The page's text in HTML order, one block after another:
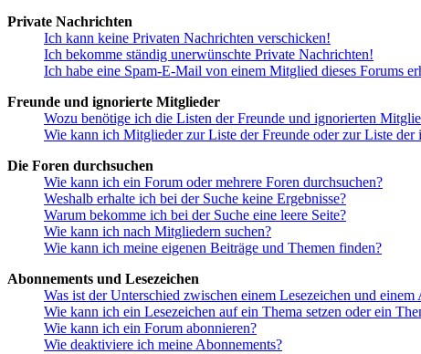
Private Nachrichten
Ich kann keine Privaten Nachrichten verschicken!
Ich bekomme ständig unerwünschte Private Nachrichten!
Ich habe eine Spam-E-Mail von einem Mitglied dieses Forums
Freunde und ignorierte Mitglieder
Wozu benötige ich die Listen der Freunde und ignorierten
Wie kann ich Mitglieder zur Liste der Freunde oder zur Liste
Die Foren durchsuchen
Wie kann ich ein Forum oder mehrere Foren durchsuchen?
Weshalb erhalte ich bei der Suche keine Ergebnisse?
Warum bekomme ich bei der Suche eine leere Seite?
Wie kann ich nach Mitgliedern suchen?
Wie kann ich meine eigenen Beiträge und Themen finden?
Abonnements und Lesezeichen
Was ist der Unterschied zwischen einem Lesezeichen und
Wie kann ich ein Lesezeichen auf ein Thema setzen oder ein
Wie kann ich ein Forum abonnieren?
Wie deaktiviere ich meine Abonnements?